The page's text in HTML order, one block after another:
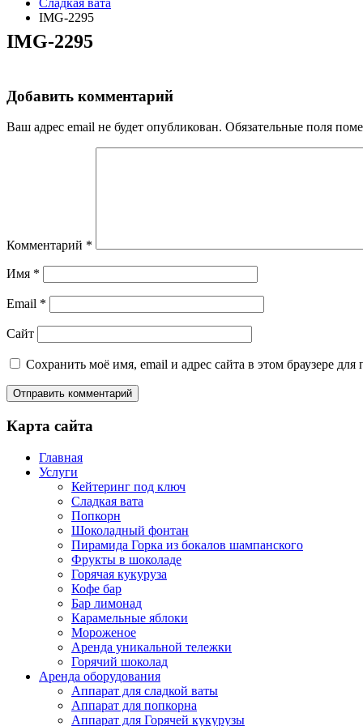
Сладкая вата
IMG-2295
IMG-2295
Добавить комментарий
Ваш адрес email не будет опубликован. Обязательные поля
Комментарий *
Имя *
Email *
Сайт
Сохранить моё имя, email и адрес сайта в этом браузере
Карта сайта
Главная
Услуги
Кейтеринг под ключ
Сладкая вата
Попкорн
Шоколадный фонтан
Пирамида Горка из бокалов шампанского
Фрукты в шоколаде
Горячая кукуруза
Кофе бар
Бар лимонад
Карамельные яблоки
Мороженое
Аренда уникальной тележки
Горячий шоколад
Аренда оборудования
Аппарат для сладкой ваты
Аппарат для попкорна
Аппарат для Горячей кукурузы